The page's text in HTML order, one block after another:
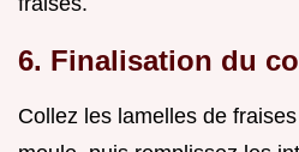
6. Finalisation du
Collez les lamelles de